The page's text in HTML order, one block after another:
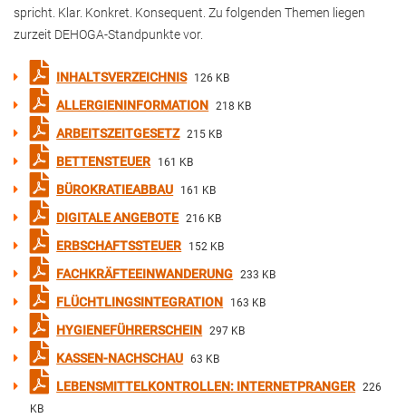
spricht. Klar. Konkret. Konsequent. Zu folgenden Themen liegen
zurzeit DEHOGA-Standpunkte vor.
INHALTSVERZEICHNIS 126 KB
ALLERGIENINFORMATION 218 KB
ARBEITSZEITGESETZ 215 KB
BETTENSTEUER 161 KB
BÜROKRATIEABBAU 161 KB
DIGITALE ANGEBOTE 216 KB
ERBSCHAFTSSTEUER 152 KB
FACHKRÄFTEEINWANDERUNG 233 KB
FLÜCHTLINGSINTEGRATION 163 KB
HYGIENEFÜHRERSCHEIN 297 KB
KASSEN-NACHSCHAU 63 KB
LEBENSMITTELKONTROLLEN: INTERNETPRANGER 226
KB